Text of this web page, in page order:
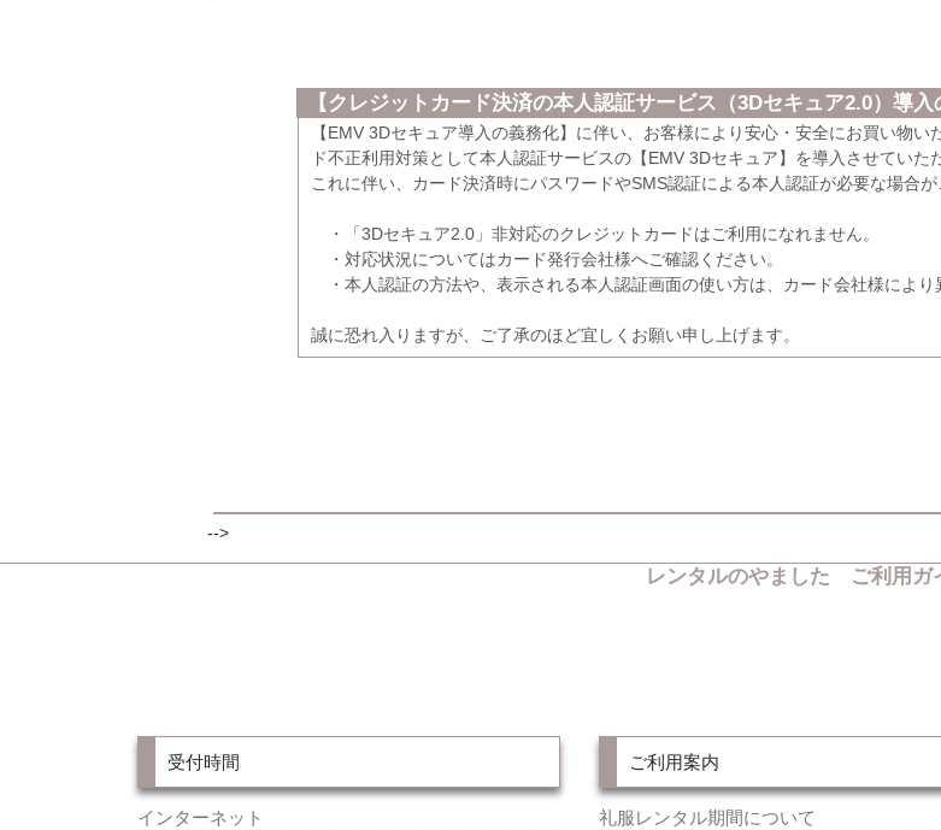
【クレジットカード決済の本人認証サービス（3Dセキュア2.0）導入
【EMV 3Dセキュア導入の義務化】に伴い、お客様により安心・安全にお買い物
ド不正利用対策として本人認証サービスの【EMV 3Dセキュア】を導入させていた
これに伴い、カード決済時にパスワードやSMS認証による本人認証が必要な場合が
・「3Dセキュア2.0」非対応のクレジットカードはご利用になれません。
・対応状況についてはカード発行会社様へご確認ください。
・本人認証の方法や、表示される本人認証画面の使い方は、カード会社様により
誠に恐れ入りますが、ご了承のほど宜しくお願い申し上げます。
-->
レンタルのやました ご利用ガ
受付時間
インターネット
ご利用案内
礼服レンタル期間について